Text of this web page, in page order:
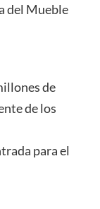
del Mueble
de
de los
para el